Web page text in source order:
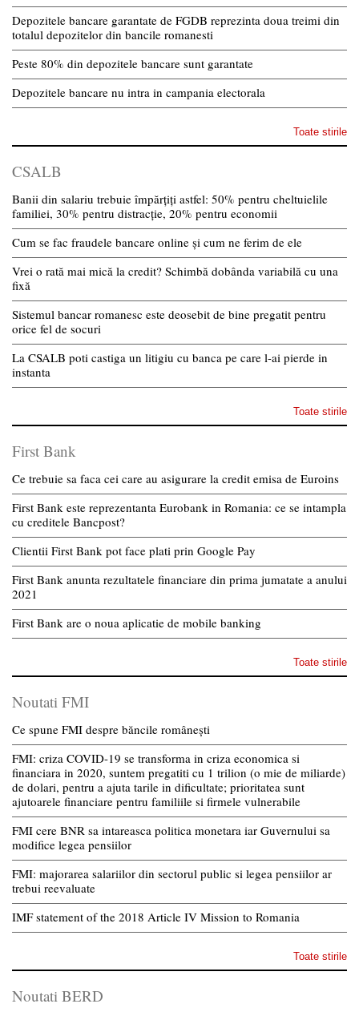
Depozitele bancare garantate de FGDB reprezinta doua treimi din
totalul depozitelor din bancile romanesti
Peste 80% din depozitele bancare sunt garantate
Depozitele bancare nu intra in campania electorala
Toate stirile
CSALB
Banii din salariu trebuie împărțiți astfel: 50% pentru cheltuielile
familiei, 30% pentru distracție, 20% pentru economii
Cum se fac fraudele bancare online și cum ne ferim de ele
Vrei o rată mai mică la credit? Schimbă dobânda variabilă cu una
fixă
Sistemul bancar romanesc este deosebit de bine pregatit pentru
orice fel de socuri
La CSALB poti castiga un litigiu cu banca pe care l-ai pierde in
instanta
Toate stirile
First Bank
Ce trebuie sa faca cei care au asigurare la credit emisa de Euroins
First Bank este reprezentanta Eurobank in Romania: ce se intampla
cu creditele Bancpost?
Clientii First Bank pot face plati prin Google Pay
First Bank anunta rezultatele financiare din prima jumatate a anului
2021
First Bank are o noua aplicatie de mobile banking
Toate stirile
Noutati FMI
Ce spune FMI despre băncile românești
FMI: criza COVID-19 se transforma in criza economica si
financiara in 2020, suntem pregatiti cu 1 trilion (o mie de miliarde)
de dolari, pentru a ajuta tarile in dificultate; prioritatea sunt
ajutoarele financiare pentru familiile si firmele vulnerabile
FMI cere BNR sa intareasca politica monetara iar Guvernului sa
modifice legea pensiilor
FMI: majorarea salariilor din sectorul public si legea pensiilor ar
trebui reevaluate
IMF statement of the 2018 Article IV Mission to Romania
Toate stirile
Noutati BERD